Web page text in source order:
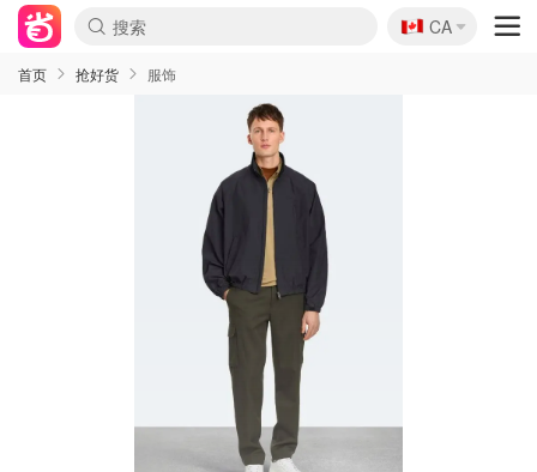
🇨🇦
CA
首页 抢好货 服饰